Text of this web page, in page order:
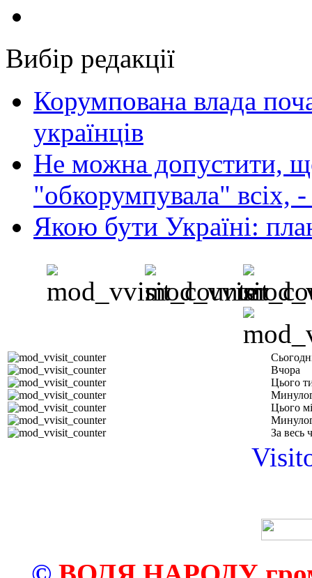
Вибір редакції
Корумпована влада
українців
Не можна допустити,
"обкорумпувала" всіх,
Якою бути Україні:
Вчора
Цього
Цього
За весь